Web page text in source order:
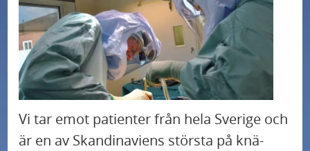
Praktisk information
Egen vårdbegäran
Ortopedi
Regler och rättigheter
Vi tar emot patienter från hela Sverige och
är en av Skandinaviens största på knä-